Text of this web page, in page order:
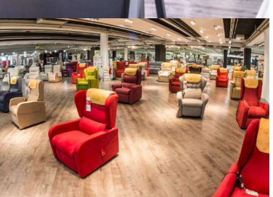
POLTRONE
TECNOLOGIA E COMFORT: 100% MADE IN ITALY